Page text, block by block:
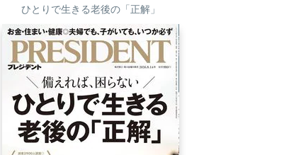
ひとりで生きる老後の「正解」